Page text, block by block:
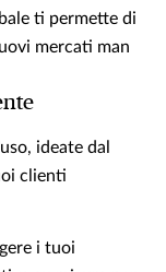
ti permette di
mercati man
ideate dal
clienti
i tuoi